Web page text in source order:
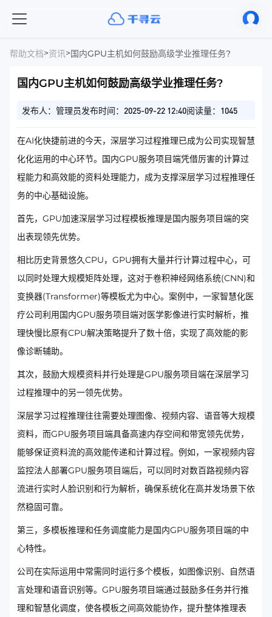
帮助文档>资讯>国内GPU主机如何鼓励高级学业推理任务?
国内GPU主机如何鼓励高级学业推理任务?
发布人：管理员发布时间：2025-09-22 12:40阅读量：1045
在AI化快捷前进的今天，深层学习过程推理已成为公司实现智慧
化化运用的中心环节。国内GPU服务项目端凭借厉害的计算过
程能力和高效能的资料处理能力，成为支撑深层学习过程推理任
务的中心基础设施。
首先，GPU加速深层学习过程模板推理是国内服务项目端的突
出表现领先优势。
相比历史背景悠久CPU，GPU拥有大量并行计算过程中心，可
以同时处理大规模矩阵处理，这对于卷积神经网络系统(CNN)和
变换器(Transformer)等模板尤为中心。案例中，一家智慧化医
疗公司利用国内GPU服务项目端对医学影像进行实时解析，推
理快慢比原有CPU解决策略提升了数十倍，实现了高效能的影
像诊断辅助。
其次，鼓励大规模资料并行处理是GPU服务项目端在深层学习
过程推理中的另一领先优势。
深层学习过程推理往往需要处理图像、视频内容、语音等大规模
资料，而GPU服务项目端具备高速内存空间和带宽领先优势，
能够保证资料流的高效能传递和计算过程。例如，一家视频内容
监控法人部署GPU服务项目端后，可以同时对数百路视频内容
流进行实时人脸识别和行为解析，确保系统化在高并发场景下依
然稳固可靠。
第三，多模板推理和任务调度能力是国内GPU服务项目端的中
心特性。
公司在实际运用中常需同时运行多个模板，如图像识别、自然语
言处理和语音识别等。GPU服务项目端通过鼓励多任务并行推
理和智慧化调度，使各模板之间高效能协作，提升整体推理表